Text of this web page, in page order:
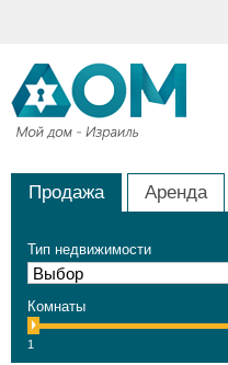
Продажа Аренда
Тип недвижимости
Комнаты
1